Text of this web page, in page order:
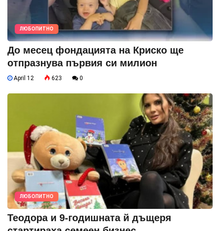
ЛЮБОПИТНО
До месец фондацията на Криско ще
отпразнува първия си милион
April 12 623 0
ЛЮБОПИТНО
Теодора и 9-годишната й дъщеря